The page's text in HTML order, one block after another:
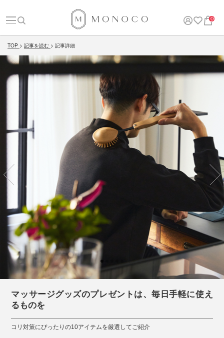
0
TOP 記事を読む 記事詳細
マッサージグッズのプレゼントは、毎日手軽に使え
るものを
コリ対策にぴったりの10アイテムを厳選してご紹介